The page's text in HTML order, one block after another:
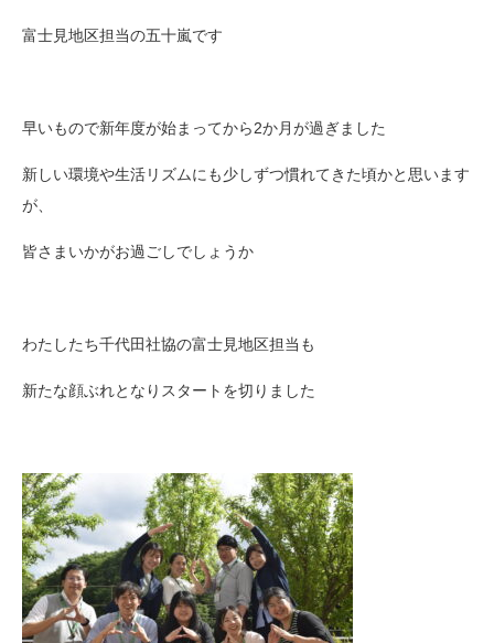
富士見地区担当の五十嵐です
早いもので新年度が始まってから2か月が過ぎました
新しい環境や生活リズムにも少しずつ慣れてきた頃かと思います
が、
皆さまいかがお過ごしでしょうか
わたしたち千代田社協の富士見地区担当も
新たな顔ぶれとなりスタートを切りました